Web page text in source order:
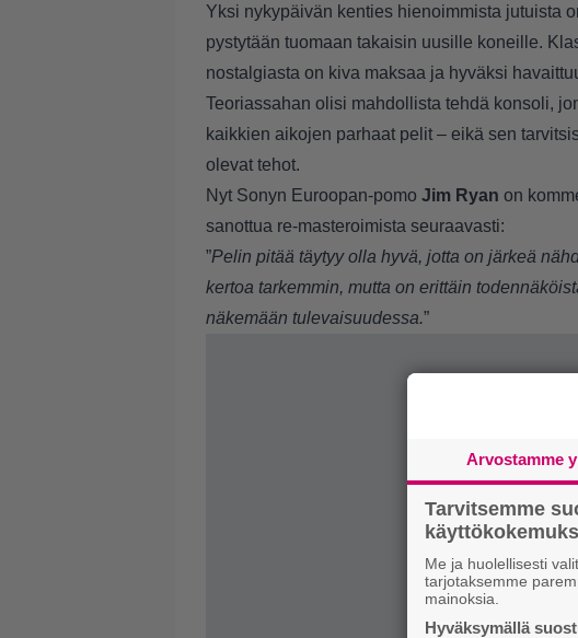
Yksi nykypäivän kenties hienoimmista jutuista
pystytään tuomaan takaisin uusille koneille.
nostalgiasta on kiva maksaa ja hyväksi
Teoriassahan olisi mahdollista tehdä konsoli,
kaikkien aikojen parhaat pelit – eikä sen
olevat tehot.
Nyt Sonyn Euroopan-pomo Jim Ryan on
sanottua re-masteroimista seuraavasti:
”Pelin pitää täytyy olla hyvä, jotta on järkeä
kertoa tarkemmin, mutta on erittäin
näkemään tulevaisuudessa.”
Arvostamme
Tarvitsemme
Me ja huolellisesti
tarjotaksemme
mainoksia.
Hyväksymällä